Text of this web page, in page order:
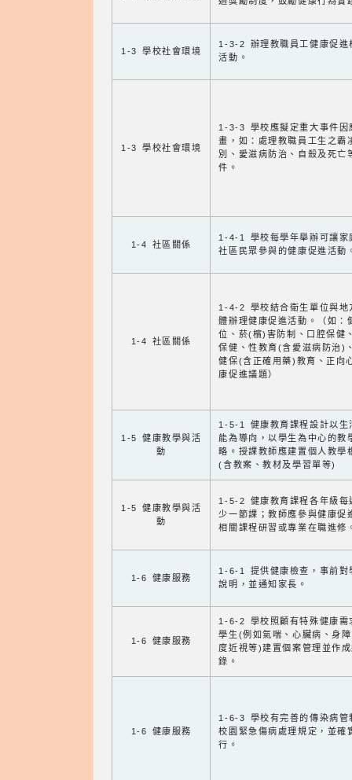
1-3 學校社會環境
1-3-2 辦理教職員工健康促進
活動。
1-3 學校社會環境
1-3-3 學校應擬定重大事件因
畫，如：處理教職員工生之霸
別、愛滋病防治、自殺及死亡
件。
1-4 社區關係
1-4-1 學校每學年舉辦可讓家
社區民眾參與的健康促進活動
1-4 社區關係
1-4-2 學校結合衛生單位與地
體辦理健康促進活動。（如：
位、菸(檳)害防制、口腔保健
保健、性教育(含愛滋病防治)
健保(含正確用藥)教育、正向
康促進議題）
1-5 健康教學與活
動
1-5-1 健康教育課程設計以生
能為導向，以學生為中心的教
略。授課教師應建置個人教學
(含教案、教材及學習單等)
1-5 健康教學與活
動
1-5-2 健康教育課程各年級每
少一節課；教師應參與健康促
相關課程研習或專業在職進修
1-6 健康服務
1-6-1 提供健康檢查，事前對
說明，並通知家長。
1-6 健康服務
1-6-2 學校照顧有特殊健康需
學生(例如氣喘、心臟病、身
度近視等)建置個案管理並作
錄。
1-6 健康服務
1-6-3 學校有完善的傳染病管
校園緊急傷病處理規定，並確
行。